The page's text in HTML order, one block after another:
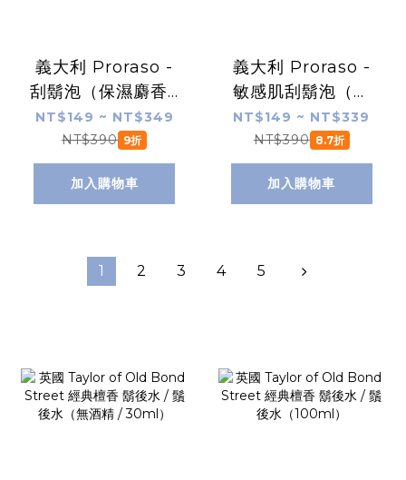
義大利 Proraso -
刮鬍泡（保濕麝香 /
藍標）
NT$149 ~ NT$349
NT$390 9折
加入購物車
義大利 Proraso -
敏感肌刮鬍泡（植
萃綠茶 / 白標）
NT$149 ~ NT$339
NT$390 8.7折
加入購物車
1 2 3 4 5